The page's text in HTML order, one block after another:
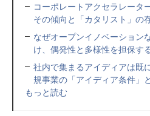
コーポレートアクセラレータ
その傾向と「カタリスト」の
なぜオープンイノベーション
け、偶発性と多様性を担保す
社内で集まるアイディアは既
規事業の「アイディア条件」
もっと読む